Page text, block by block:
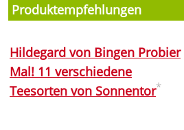
Produktempfehlungen
Hildegard von Bingen Probier
Mal! 11 verschiedene
Teesorten von Sonnentor*